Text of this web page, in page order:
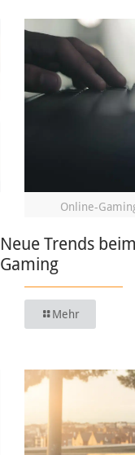
Online-
Neue Trends
Gaming
Mehr